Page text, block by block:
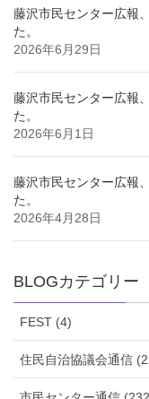
藤沢市民センター広報
た。
2026年6月29日
藤沢市民センター広報
た。
2026年6月1日
藤沢市民センター広報
た。
2026年4月28日
BLOGカテゴリー
FEST (4)
住民自治協議会通信